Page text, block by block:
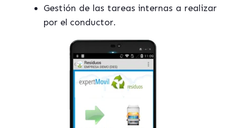
Gestión de las tareas internas a realizar
por el conductor.